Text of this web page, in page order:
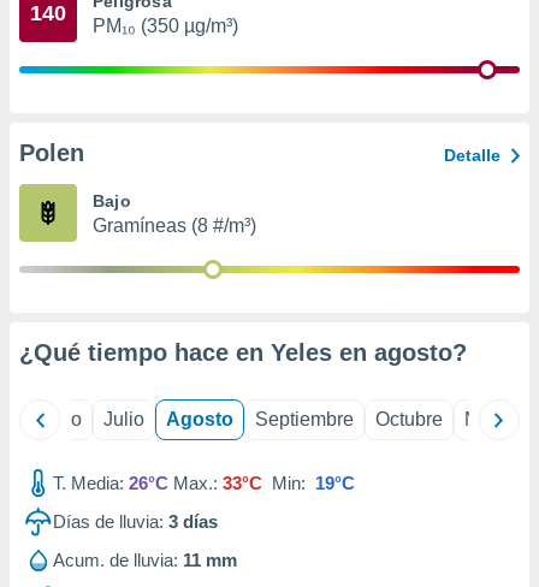
publicidad
de
1199
140
PM₁₀ (350 µg/m³)
Polen Detalle
Bajo
Gramíneas (8 #/m³)
¿Qué tiempo hace en Yeles en agosto?
Junio Julio Agosto Septiembre Octubre
T. Media: 26°C Max.: 33°C Min: 19°C
Días de lluvia: 3 días
Acum. de lluvia: 11 mm